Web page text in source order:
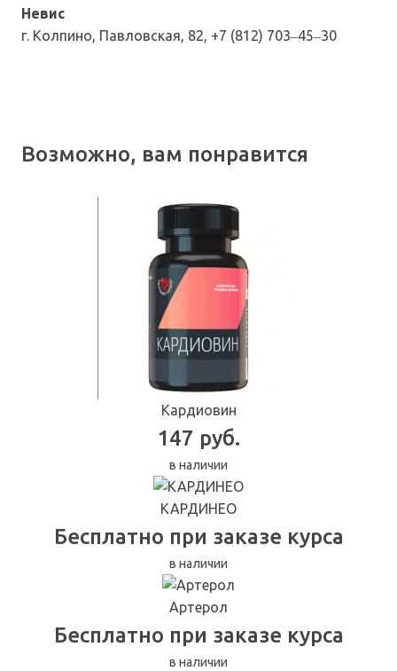
Невис
г. Колпино, Павловская, 82, +7 (812) 703‒45‒30
Возможно, вам понравится
Кардиовин
147 руб.
в наличии
КАРДИНЕО
Бесплатно при заказе курса
в наличии
Артерол
Бесплатно при заказе курса
в наличии